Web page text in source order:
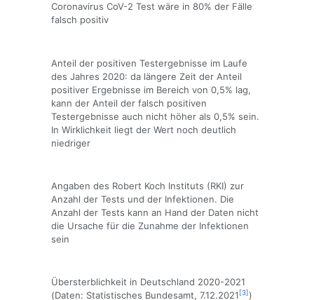
Coronavirus CoV-2 Test wäre in 80% der Fälle
falsch positiv
Anteil der positiven Testergebnisse im Laufe
des Jahres 2020: da längere Zeit der Anteil
positiver Ergebnisse im Bereich von 0,5% lag,
kann der Anteil der falsch positiven
Testergebnisse auch nicht höher als 0,5% sein.
In Wirklichkeit liegt der Wert noch deutlich
niedriger
Angaben des Robert Koch Instituts (RKI) zur
Anzahl der Tests und der Infektionen. Die
Anzahl der Tests kann an Hand der Daten nicht
die Ursache für die Zunahme der Infektionen
sein
Übersterblichkeit in Deutschland 2020-2021
(Daten: Statistisches Bundesamt, 7.12.2021 [3])